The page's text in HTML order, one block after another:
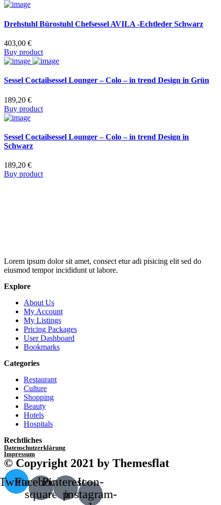
Drehstuhl Bürostuhl Chefsessel AVILA -Echtleder Schwarz
403,00 €
Buy product
Sessel Coctailsessel Lounger – Colo – in trend Design in Grün
189,20 €
Buy product
Sessel Coctailsessel Lounger – Colo – in trend Design in
Schwarz
189,20 €
Buy product
Lorem ipsum dolor sit amet, consect etur adi pisicing elit sed do
eiusmod tempor incididunt ut labore.
Explore
About Us
My Account
My Listings
Pricing Packages
User Dashboard
Bookmarks
Categories
Restaurant
Culture
Shopping
Beauty
Hotels
Hospitals
Rechtliches
Datenschutzerklärung
Impressum
© Copyright 2021 by Themesflat
Facebook-
square
Pinterest-
p
Icon-
instagram-